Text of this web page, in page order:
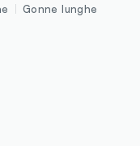
Gonne lunghe